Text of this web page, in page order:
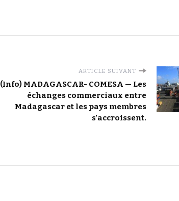
ARTICLE SUIVANT
(Info) MADAGASCAR- COMESA — Les
échanges commerciaux entre
Madagascar et les pays membres
s’accroissent.